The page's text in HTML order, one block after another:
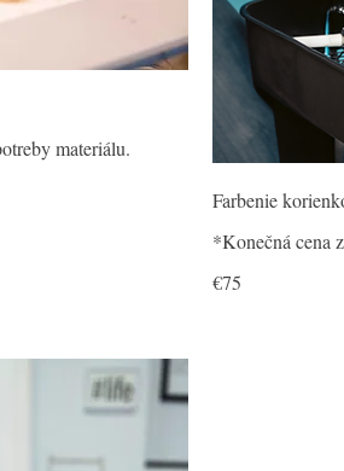
Farbenie
€75